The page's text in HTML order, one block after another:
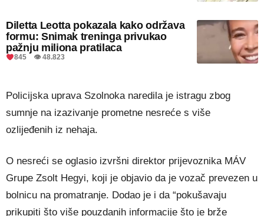
Diletta Leotta pokazala kako održava
formu: Snimak treninga privukao
pažnju miliona pratilaca
845 👁 48.823
Policijska uprava Szolnoka naredila je istragu zbog
sumnje na izazivanje prometne nesreće s više
ozlijeđenih iz nehaja.
O nesreći se oglasio izvršni direktor prijevoznika MÁV
Grupe Zsolt Hegyi, koji je objavio da je vozač prevezen u
bolnicu na promatranje. Dodao je i da “pokušavaju
prikupiti što više pouzdanih informacije što je brže